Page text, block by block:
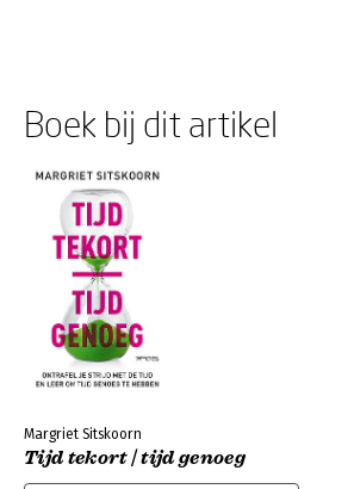
Boek bij dit artikel
Margriet Sitskoorn
Tijd tekort | tijd genoeg